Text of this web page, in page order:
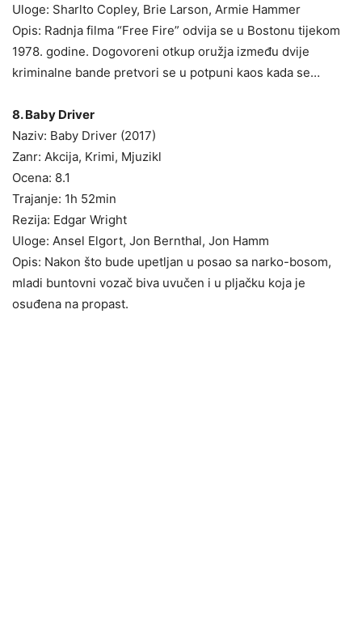
Uloge: Sharlto Copley, Brie Larson, Armie Hammer
Opis: Radnja filma “Free Fire” odvija se u Bostonu tijekom
1978. godine. Dogovoreni otkup oružja između dvije
kriminalne bande pretvori se u potpuni kaos kada se…
8. Baby Driver
Naziv: Baby Driver (2017)
Zanr: Akcija, Krimi, Mjuzikl
Ocena: 8.1
Trajanje: 1h 52min
Rezija: Edgar Wright
Uloge: Ansel Elgort, Jon Bernthal, Jon Hamm
Opis: Nakon što bude upetljan u posao sa narko-bosom,
mladi buntovni vozač biva uvučen i u pljačku koja je
osuđena na propast.